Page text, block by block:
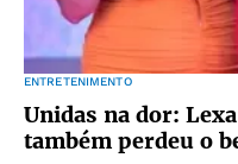
ENTRETENIMENTO
Unidas na dor:
também perdeu o